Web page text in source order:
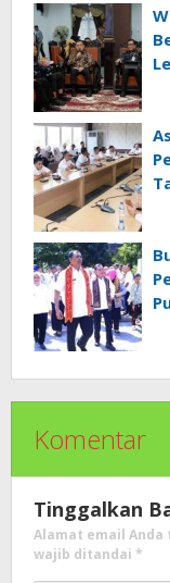
Komentar
Tinggalkan
Alamat email
wajib ditandai *